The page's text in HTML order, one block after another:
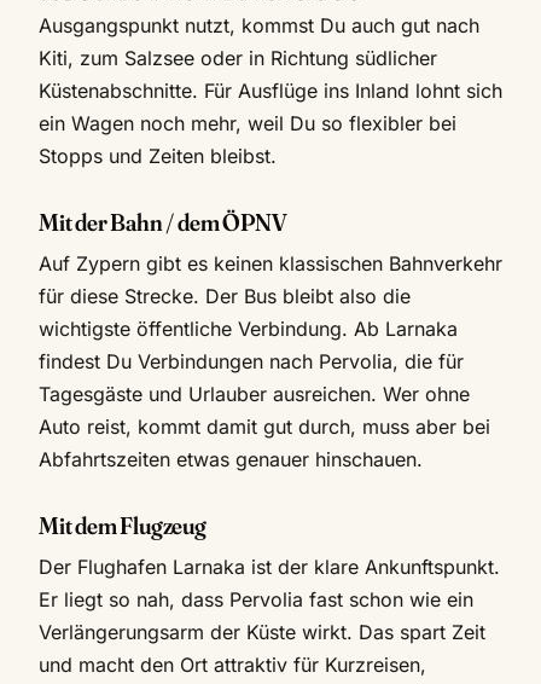
Ausgangspunkt nutzt, kommst Du auch gut nach
Kiti, zum Salzsee oder in Richtung südlicher
Küstenabschnitte. Für Ausflüge ins Inland lohnt sich
ein Wagen noch mehr, weil Du so flexibler bei
Stopps und Zeiten bleibst.
Mit der Bahn / dem ÖPNV
Auf Zypern gibt es keinen klassischen Bahnverkehr
für diese Strecke. Der Bus bleibt also die
wichtigste öffentliche Verbindung. Ab Larnaka
findest Du Verbindungen nach Pervolia, die für
Tagesgäste und Urlauber ausreichen. Wer ohne
Auto reist, kommt damit gut durch, muss aber bei
Abfahrtszeiten etwas genauer hinschauen.
Mit dem Flugzeug
Der Flughafen Larnaka ist der klare Ankunftspunkt.
Er liegt so nah, dass Pervolia fast schon wie ein
Verlängerungsarm der Küste wirkt. Das spart Zeit
und macht den Ort attraktiv für Kurzreisen,